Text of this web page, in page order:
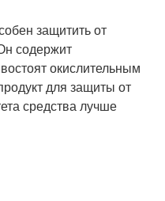
защитить от
содержит
окислительным
для защиты от
средства лучше